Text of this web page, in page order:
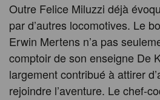
Outre Felice Miluzzi déjà
par d’autres locomotives. Le
Erwin Mertens n’a pas
comptoir de son enseigne De
largement contribué à attirer
rejoindre l’aventure. Le chef-